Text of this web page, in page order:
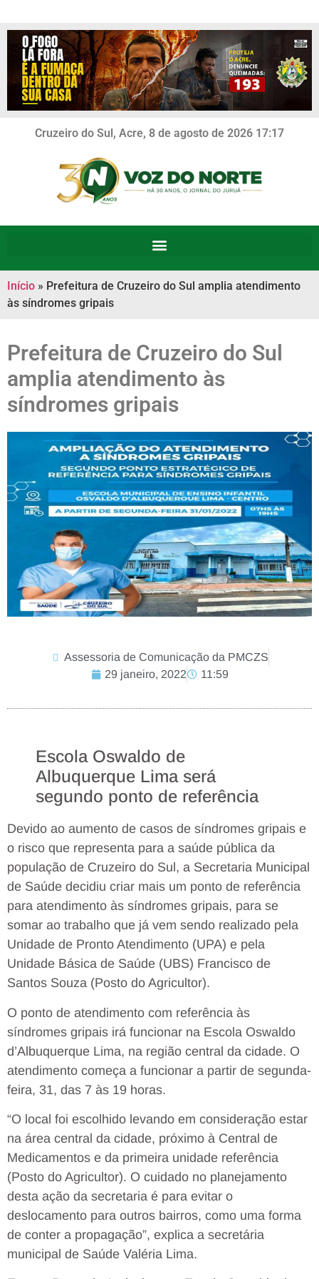
Cruzeiro do Sul, Acre, 8 de agosto de 2026 17:17
Início » Prefeitura de Cruzeiro do Sul amplia atendimento
às síndromes gripais
Prefeitura de Cruzeiro do Sul
amplia atendimento às
síndromes gripais
Assessoria de Comunicação da PMCZS
29 janeiro, 2022
11:59
Escola Oswaldo de
Albuquerque Lima será
segundo ponto de referência
Devido ao aumento de casos de síndromes gripais e
o risco que representa para a saúde pública da
população de Cruzeiro do Sul, a Secretaria Municipal
de Saúde decidiu criar mais um ponto de referência
para atendimento às síndromes gripais, para se
somar ao trabalho que já vem sendo realizado pela
Unidade de Pronto Atendimento (UPA) e pela
Unidade Básica de Saúde (UBS) Francisco de
Santos Souza (Posto do Agricultor).
O ponto de atendimento com referência às
síndromes gripais irá funcionar na Escola Oswaldo
d’Albuquerque Lima, na região central da cidade. O
atendimento começa a funcionar a partir de segunda-
feira, 31, das 7 às 19 horas.
“O local foi escolhido levando em consideração estar
na área central da cidade, próximo à Central de
Medicamentos e da primeira unidade referência
(Posto do Agricultor). O cuidado no planejamento
desta ação da secretaria é para evitar o
deslocamento para outros bairros, como uma forma
de conter a propagação”, explica a secretária
municipal de Saúde Valéria Lima.